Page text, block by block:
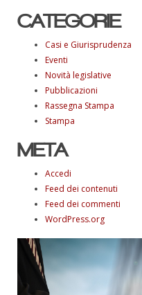
CATEGORIE
Casi e Giurisprudenza
Eventi
Novità legislative
Pubblicazioni
Rassegna Stampa
Stampa
META
Accedi
Feed dei contenuti
Feed dei commenti
WordPress.org